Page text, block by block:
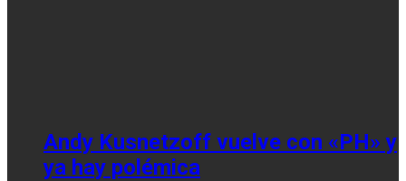
Andy Kusnetzoff vuelve con «PH» y
ya hay polémica